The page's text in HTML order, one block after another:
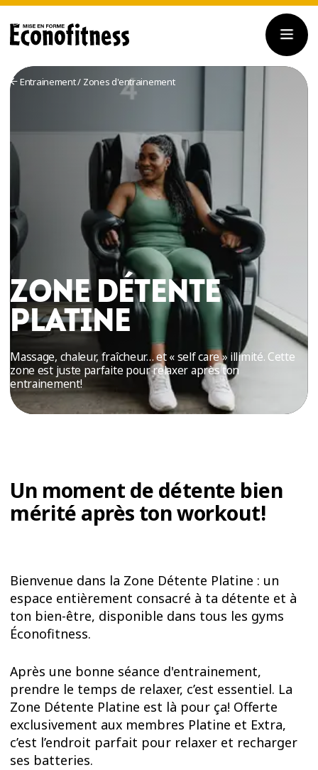
ESSAIS
ENTRAINEMENT
Entrainement/ Zones d'entrainement
ZONE DÉTENTE
PLATINE
Massage, chaleur, fraîcheur… et « self care » illimité. Cette
zone est juste parfaite pour relaxer après ton
entrainement!
Un moment de détente bien
mérité après ton workout!
Bienvenue dans la Zone Détente Platine : un
espace entièrement consacré à ta détente et à
ton bien-être, disponible dans tous les gyms
Éconofitness.
Après une bonne séance d'entrainement,
prendre le temps de relaxer, c’est essentiel. La
Zone Détente Platine est là pour ça! Offerte
exclusivement aux membres Platine et Extra,
c’est l’endroit parfait pour relaxer et recharger
ses batteries.